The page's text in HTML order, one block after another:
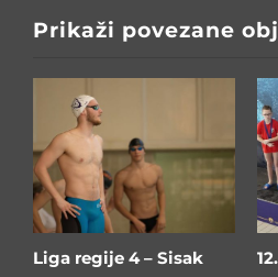
Prikaži povezane
Liga regije 4 – Sisak